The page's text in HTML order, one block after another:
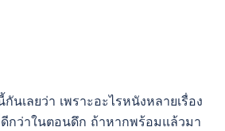
นเลยว่า เพราะอะไรหนังหลายเรื่อง
กว่าในตอนดึก ถ้าหากพร้อมแล้วมา